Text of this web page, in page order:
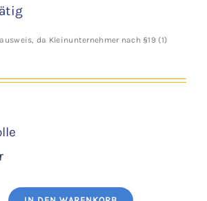
da Kleinunternehmer nach §19 (1)